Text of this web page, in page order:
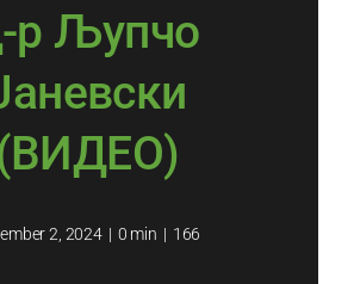
р Љупчо
2, 2024 | 0 min | 166